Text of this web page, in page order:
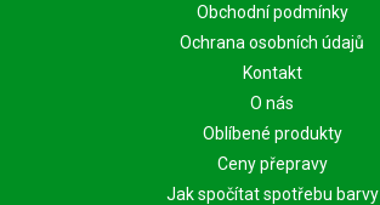
Obchodní podmínky
Ochrana osobních údajů
Kontakt
O nás
Oblíbené produkty
Ceny přepravy
Jak spočítat spotřebu barvy